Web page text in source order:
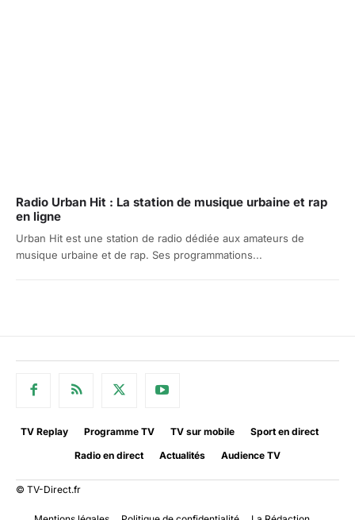
Radio Urban Hit : La station de musique urbaine et rap
en ligne
Urban Hit est une station de radio dédiée aux amateurs de
musique urbaine et de rap. Ses programmations...
TV Replay Programme TV TV sur mobile
Sport en direct
Radio en direct
Actualités Audience TV
© TV-Direct.fr